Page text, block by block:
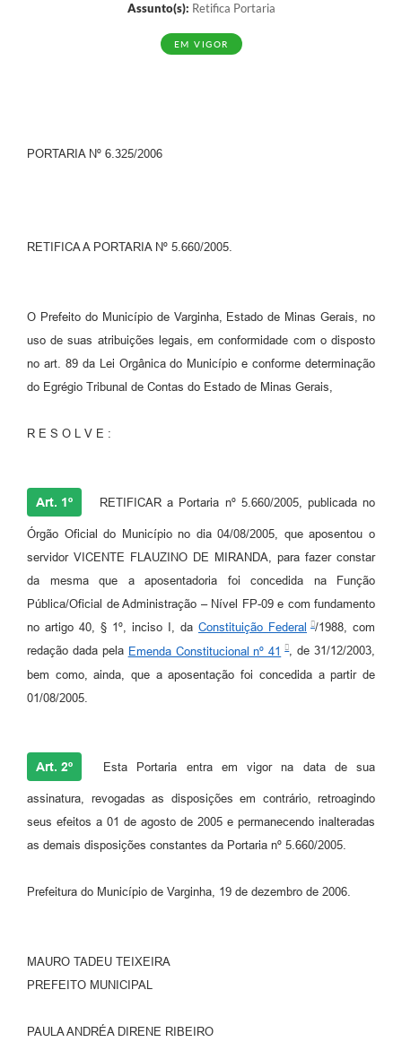
Assunto(s): Retifica Portaria
EM VIGOR
PORTARIA Nº 6.325/2006
RETIFICA A PORTARIA Nº 5.660/2005.
O Prefeito do Município de Varginha, Estado de Minas Gerais, no
uso de suas atribuições legais, em conformidade com o disposto
no art. 89 da Lei Orgânica do Município e conforme determinação
do Egrégio Tribunal de Contas do Estado de Minas Gerais,
R E S O L V E :
Art. 1º RETIFICAR a Portaria nº 5.660/2005, publicada no
Órgão Oficial do Município no dia 04/08/2005, que aposentou o
servidor VICENTE FLAUZINO DE MIRANDA, para fazer constar
da mesma que a aposentadoria foi concedida na Função
Pública/Oficial de Administração – Nível FP-09 e com fundamento
no artigo 40, § 1º, inciso I, da Constituição Federal
/1988, com
redação dada pela Emenda Constitucional nº 41
, de 31/12/2003,
bem como, ainda, que a aposentação foi concedida a partir de
01/08/2005.
Art. 2º Esta Portaria entra em vigor na data de sua
assinatura, revogadas as disposições em contrário, retroagindo
seus efeitos a 01 de agosto de 2005 e permanecendo inalteradas
as demais disposições constantes da Portaria nº 5.660/2005.
Prefeitura do Município de Varginha, 19 de dezembro de 2006.
MAURO TADEU TEIXEIRA
PREFEITO MUNICIPAL
PAULA ANDRÉA DIRENE RIBEIRO